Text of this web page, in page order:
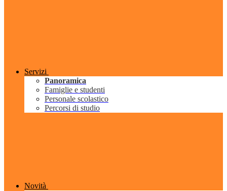
Servizi
Panoramica
Famiglie e studenti
Personale scolastico
Percorsi di studio
Novità